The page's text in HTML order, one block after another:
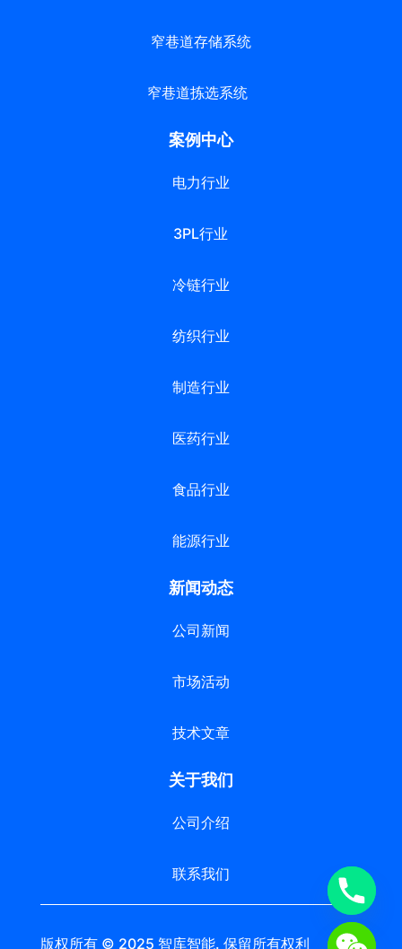
窄巷道存储系统
窄巷道拣选系统
案例中心
电力行业
3PL行业
冷链行业
纺织行业
制造行业
医药行业
食品行业
能源行业
新闻动态
公司新闻
市场活动
技术文章
关于我们
公司介绍
联系我们
版权所有 © 2025 智库智能. 保留所有权利 苏